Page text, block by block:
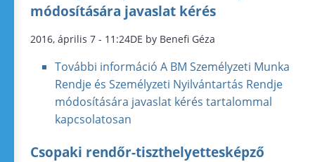
módosítására javaslat kérés
2016, április 7 - 11:24DE by Benefi Géza
További információ A BM Személyzeti Munka
Rendje és Személyzeti Nyilvántartás Rendje
módosítására javaslat kérés tartalommal
kapcsolatosan
Csopaki rendőr-tiszthelyettesképző